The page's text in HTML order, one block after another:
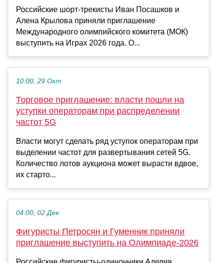
Российские шорт-трекисты Иван Посашков и
Алена Крылова приняли приглашение
Международного олимпийского комитета (МОК)
выступить на Играх 2026 года. О...
10:00, 29 Окт
Торговое приглашение: власти пошли на
уступки операторам при распределении
частот 5G
Власти могут сделать ряд уступок операторам при
выделении частот для развертывания сетей 5G.
Количество лотов аукциона может вырасти вдвое,
их старто...
04:00, 02 Дек
Фигуристы Петросян и Гуменник приняли
приглашение выступить на Олимпиаде-2026